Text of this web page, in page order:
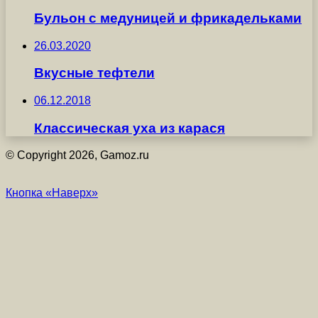
Бульон с медуницей и фрикадельками
26.03.2020
Вкусные тефтели
06.12.2018
Классическая уха из карася
© Copyright 2026, Gamoz.ru
Кнопка «Наверх»